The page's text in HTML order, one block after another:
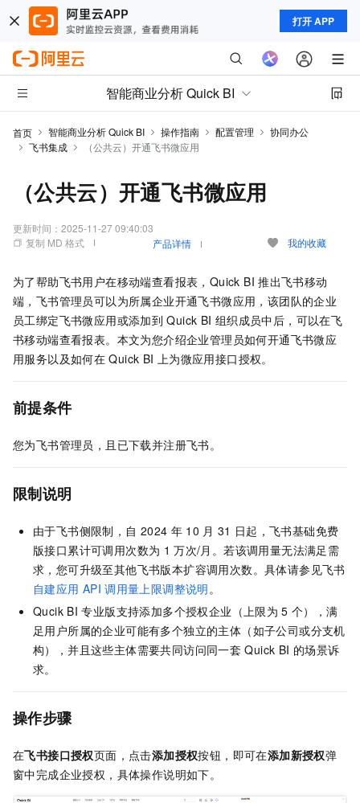
打开 APP
智能商业分析 Quick BI
首页 智能商业分析 Quick BI 操作指南 配置管理
协同办公
飞书集成
（公共云）开通飞书微应用
（公共云）开通飞书微应用
更新时间： 2025-11-27 09:40:03
复制 MD 格式
产品详情 我的收藏
为了帮助飞书用户在移动端查看报表，Quick BI 推出飞书移动
端，飞书管理员可以为所属企业开通飞书微应用，该团队的企业
员工绑定飞书微应用或添加到 Quick BI 组织成员中后，可以在飞
书移动端查看报表。本文为您介绍企业管理员如何开通飞书微应
用服务以及如何在 Quick BI 上为微应用接口授权。
前提条件
您为飞书管理员，且已下载并注册飞书。
限制说明
由于飞书侧限制，自 2024 年 10 月 31 日起，飞书基础免费
版接口累计可调用次数为 1 万次/月。若该调用量无法满足需
求，您可升级至其他飞书版本扩容调用次数。具体请参见飞书
自建应用 API 调用量上限调整说明。
Qucik BI 专业版支持添加多个授权企业（上限为 5 个），满
足用户所属的企业可能有多个独立的主体（如子公司或分支机
构），并且这些主体需要共同访问同一套 Quick BI 的场景诉
求。
操作步骤
在飞书接口授权页面，点击添加授权按钮，即可在添加新授权弹
窗中完成企业授权，具体操作说明如下。